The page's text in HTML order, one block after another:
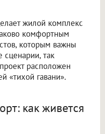
жилой комплекс
комфортным
которым важны
так
расположен
«тихой гавани».
как живется